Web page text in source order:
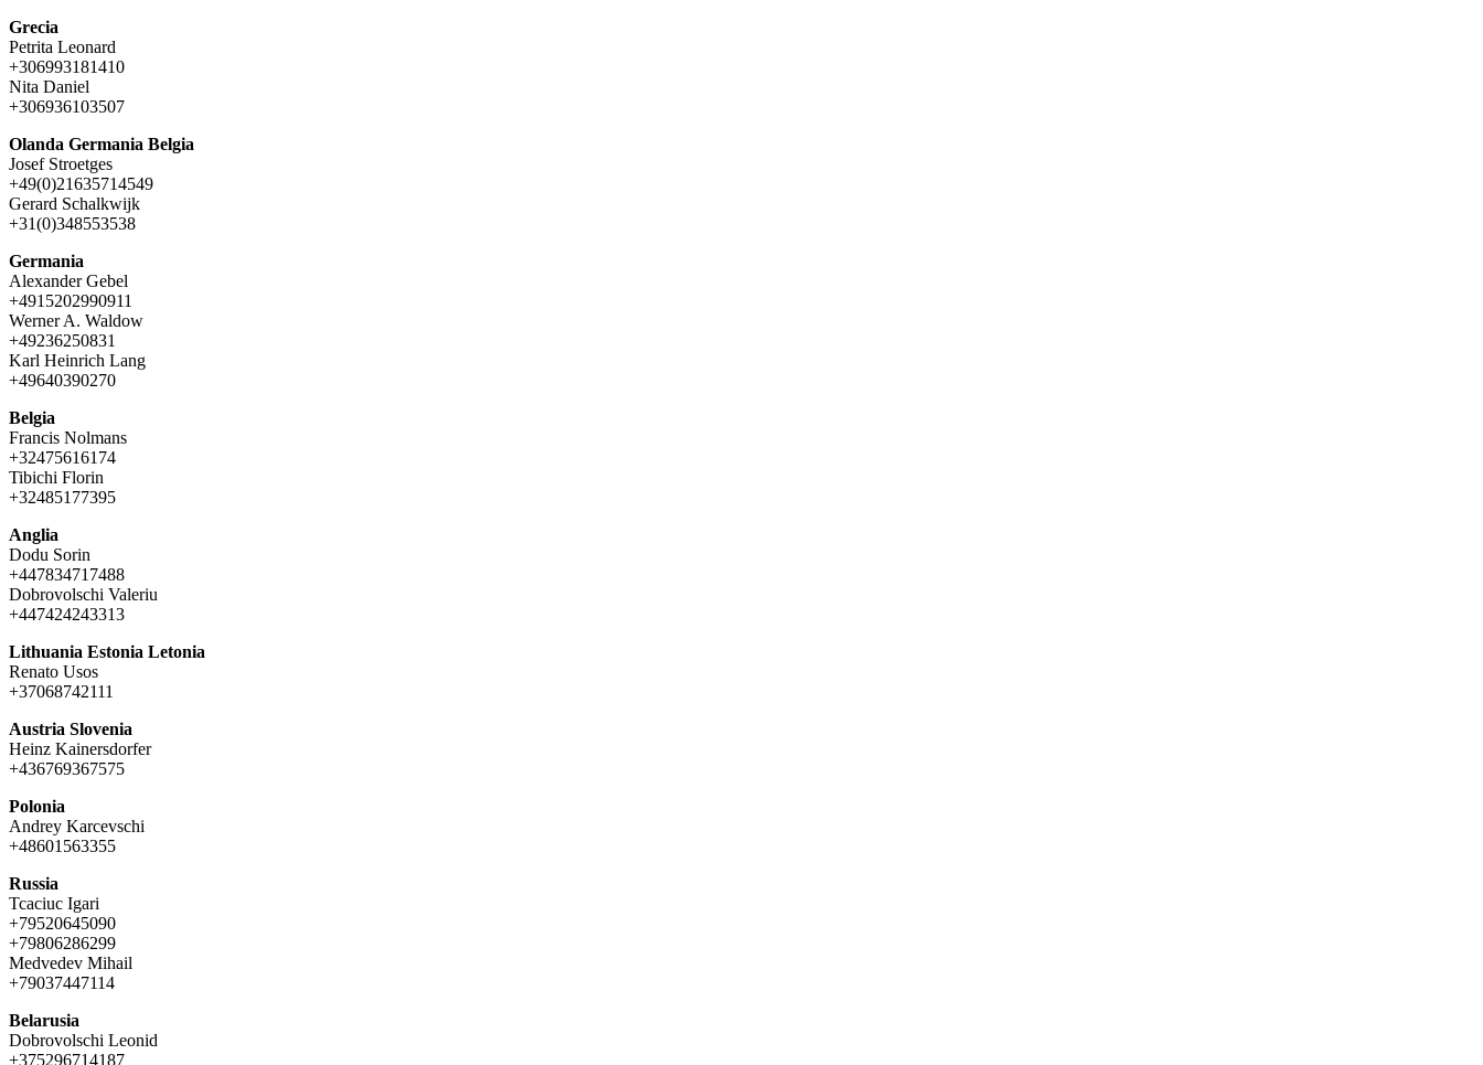
Grecia
Petrita Leonard
+306993181410
Nita Daniel
+306936103507
Olanda Germania Belgia
Josef Stroetges
+49(0)21635714549
Gerard Schalkwijk
+31(0)348553538
Germania
Alexander Gebel
+4915202990911
Werner A. Waldow
+49236250831
Karl Heinrich Lang
+49640390270
Belgia
Francis Nolmans
+32475616174
Tibichi Florin
+32485177395
Anglia
Dodu Sorin
+447834717488
Dobrovolschi Valeriu
+447424243313
Lithuania Estonia Letonia
Renato Usos
+37068742111
Austria Slovenia
Heinz Kainersdorfer
+436769367575
Polonia
Andrey Karcevschi
+48601563355
Russia
Tcaciuc Igari
+79520645090
+79806286299
Medvedev Mihail
+79037447114
Belarusia
Dobrovolschi Leonid
+375296714187